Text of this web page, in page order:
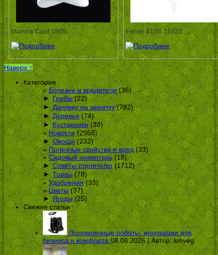
Mantra Cool 1505 Feron 4105 11021
Наверх ↑
Категории
Болезни и вредители(36)
► Грибы(22)
► Дачнику на заметку(782)
► Деревья (74)
► Кустарники(38)
Новости (2958)
► Овощи(232)
Полезные свойства и вред(33)
Садовый инвентарь(18)
► Советы строителю(1712)
► Травы(78)
Удобрения(33)
Цветы (37)
► Ягоды(25)
Свежие статьи
Поломоечные роботы: инновации для
бизнеса и комфорта 08.08.2026 | Автор:kmveg